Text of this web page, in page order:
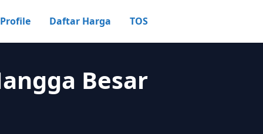
Profile Daftar Harga TOS
Besar